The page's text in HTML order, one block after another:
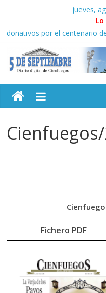
contenido
jueves,
Solidaridad sin fronteras:
donativos por el centenario
Operación Cuba Va: cien
Condecoró Díaz-Canel a
Venezuela
Cuba
Asela, una doctora cubana
5
Diario
Fichero PDF